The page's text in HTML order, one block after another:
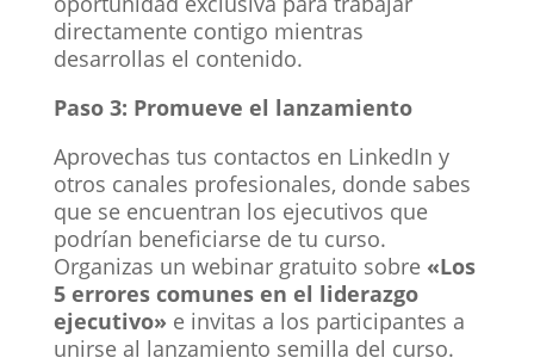
directamente contigo mientras
desarrollas el contenido.
Paso 3: Promueve el lanzamiento
Aprovechas tus contactos en LinkedIn y
otros canales profesionales, donde sabes
que se encuentran los ejecutivos que
podrían beneficiarse de tu curso.
Organizas un webinar gratuito sobre «Los
5 errores comunes en el liderazgo
ejecutivo» e invitas a los participantes a
unirse al lanzamiento semilla del curso.